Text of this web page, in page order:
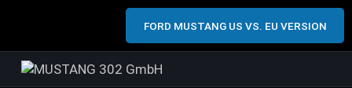
FORD MUSTANG US VS. EU VERSION